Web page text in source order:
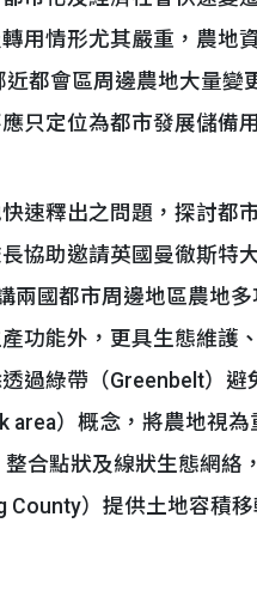
用情形尤其嚴重，農地
都會區周邊農地大量
只定位為都市發展儲備
釋出之問題，探討都
協助邀請英國曼徹斯特
兩國都市周邊地區農地
功能外，更具生態維護
過綠帶（Greenbelt）
area）概念，將農地視
合點狀及線狀生態網絡
County）提供土地容積